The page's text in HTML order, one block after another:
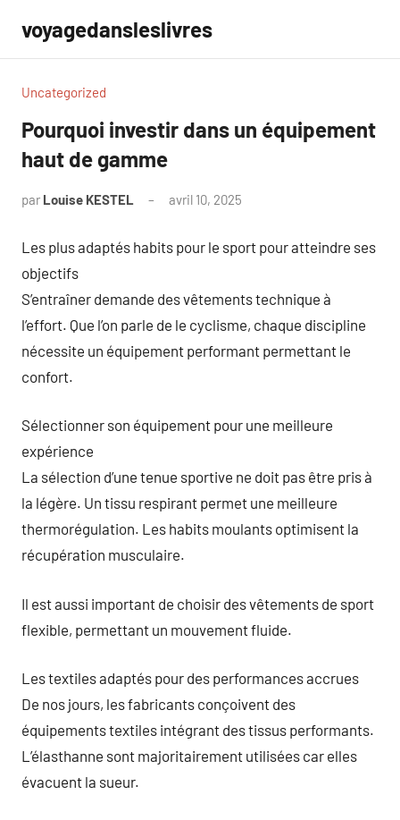
contenu
voyagedansleslivres
Uncategorized
Pourquoi investir dans un équipement
haut de gamme
par Louise KESTEL avril 10, 2025
Les plus adaptés habits pour le sport pour atteindre ses
objectifs
S’entraîner demande des vêtements technique à
l’effort. Que l’on parle de le cyclisme, chaque discipline
nécessite un équipement performant permettant le
confort.
Sélectionner son équipement pour une meilleure
expérience
La sélection d’une tenue sportive ne doit pas être pris à
la légère. Un tissu respirant permet une meilleure
thermorégulation. Les habits moulants optimisent la
récupération musculaire.
Il est aussi important de choisir des vêtements de sport
flexible, permettant un mouvement fluide.
Les textiles adaptés pour des performances accrues
De nos jours, les fabricants conçoivent des
équipements textiles intégrant des tissus performants.
L’élasthanne sont majoritairement utilisées car elles
évacuent la sueur.